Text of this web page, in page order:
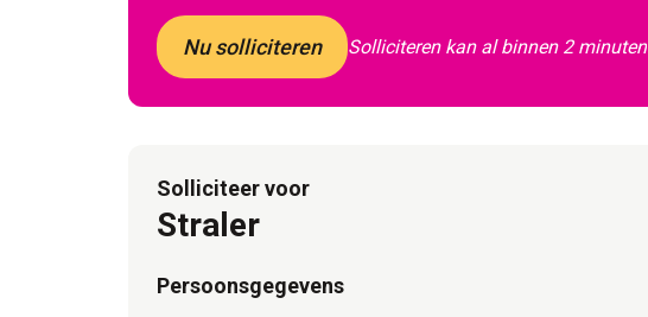
Nu solliciteren Solliciteren kan al binnen 2 minuten
Solliciteer voor
Straler
Persoonsgegevens